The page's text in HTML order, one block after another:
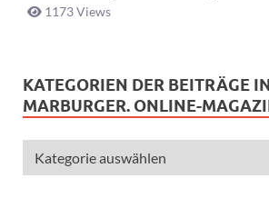
1173 Views
KATEGORIEN DER BEITRÄGE
MARBURGER. ONLINE-